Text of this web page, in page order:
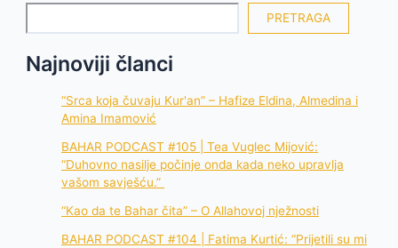
PRETRAGA
Najnoviji članci
“Srca koja čuvaju Kur'an” – Hafize Eldina, Almedina i
Amina Imamović
BAHAR PODCAST #105 | Tea Vuglec Mijović:
“Duhovno nasilje počinje onda kada neko upravlja
vašom savješću.”
“Kao da te Bahar čita” – O Allahovoj nježnosti
BAHAR PODCAST #104 | Fatima Kurtić: “Prijetili su mi